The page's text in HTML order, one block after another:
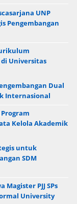
UNP
Pengembangan
di Universitas
Dual
Internasional
Kelola Akademik
untuk
SDM
PJJ SPs
University